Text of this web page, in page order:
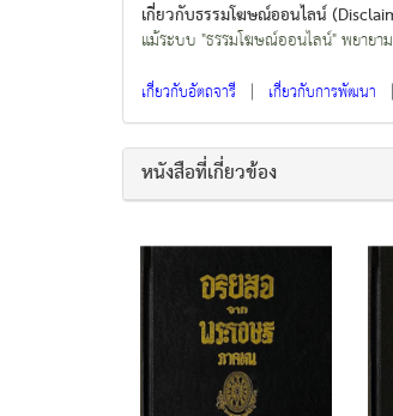
เกี่ยวกับธรรมโฆษณ์ออนไลน์
แม้ระบบ "ธรรมโฆษณ์ออนไลน์" พยาย
เกี่ยวกับอัตถจารี | เกี่ยวกับการพัฒนา |
หนังสือที่เกี่ยวข้อง